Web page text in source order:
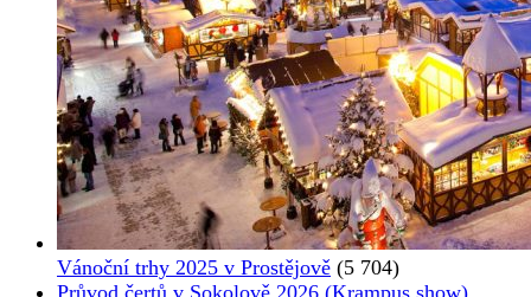
Vánoční trhy 2025 v Prostějově (5 704)